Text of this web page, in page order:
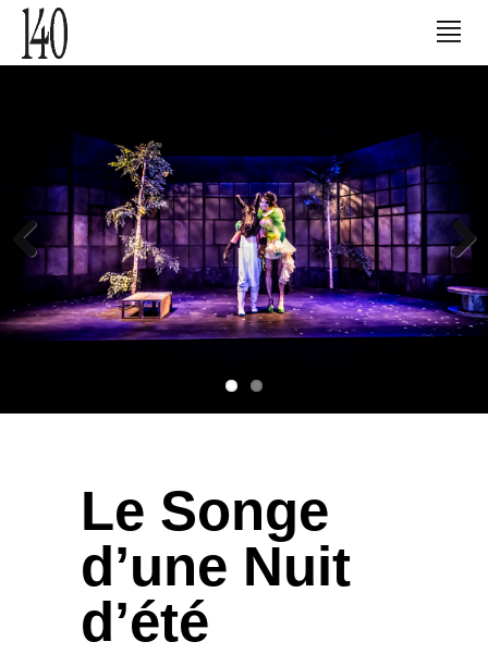
Previous Next
Le Songe
d’une Nuit
d’été